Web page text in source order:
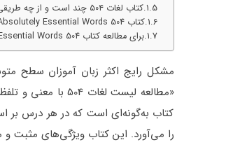
کتاب لغات ۵۰۴ چند است و از چه طریقی می‌توانیم آن را تهیه کنیم
کتاب Absolutely Essential Words 504 برای چه افرادی مناسب است؟
برای مطالعه کتاب Absolutely Essential Words 504 باید برنامه ریزی خاصی داشته باشیم
مشکل رایج اکثر زبان آموزان سطح
کتاب به‌گونه‌ای است که در هر درس بر
را می‌آورد. این کتاب ویژگی‌های مثبت و